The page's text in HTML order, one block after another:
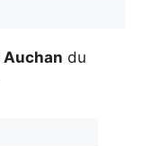
Auchan du